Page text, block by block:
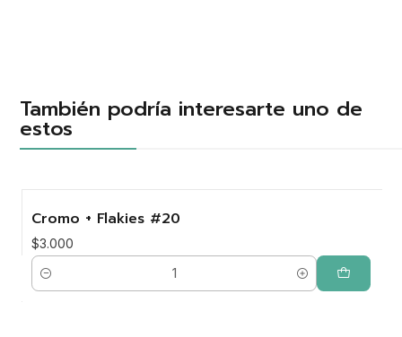
También podría interesarte uno de
estos
Cromo + Flakies #20
$3.000
Cantidad